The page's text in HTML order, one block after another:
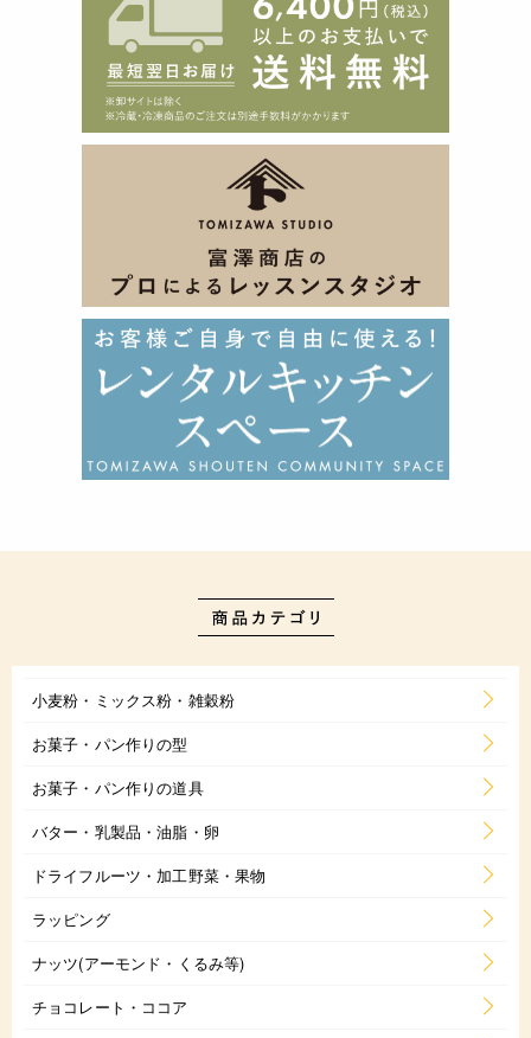
小麦粉・ミックス粉・雑穀粉
お菓子・パン作りの型
お菓子・パン作りの道具
バター・乳製品・油脂・卵
ドライフルーツ・加工野菜・果物
ラッピング
ナッツ(アーモンド・くるみ等)
チョコレート・ココア